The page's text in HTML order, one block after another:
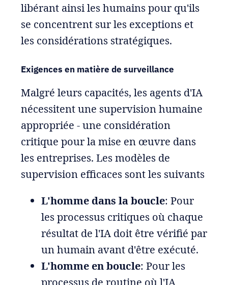
libérant ainsi les humains pour qu'ils
se concentrent sur les exceptions et
les considérations stratégiques.
Exigences en matière de surveillance
Malgré leurs capacités, les agents d'IA
nécessitent une supervision humaine
appropriée - une considération
critique pour la mise en œuvre dans
les entreprises. Les modèles de
supervision efficaces sont les suivants
L'homme dans la boucle: Pour
les processus critiques où chaque
résultat de l'IA doit être vérifié par
un humain avant d'être exécuté.
L'homme en boucle: Pour les
processus de routine où l'IA